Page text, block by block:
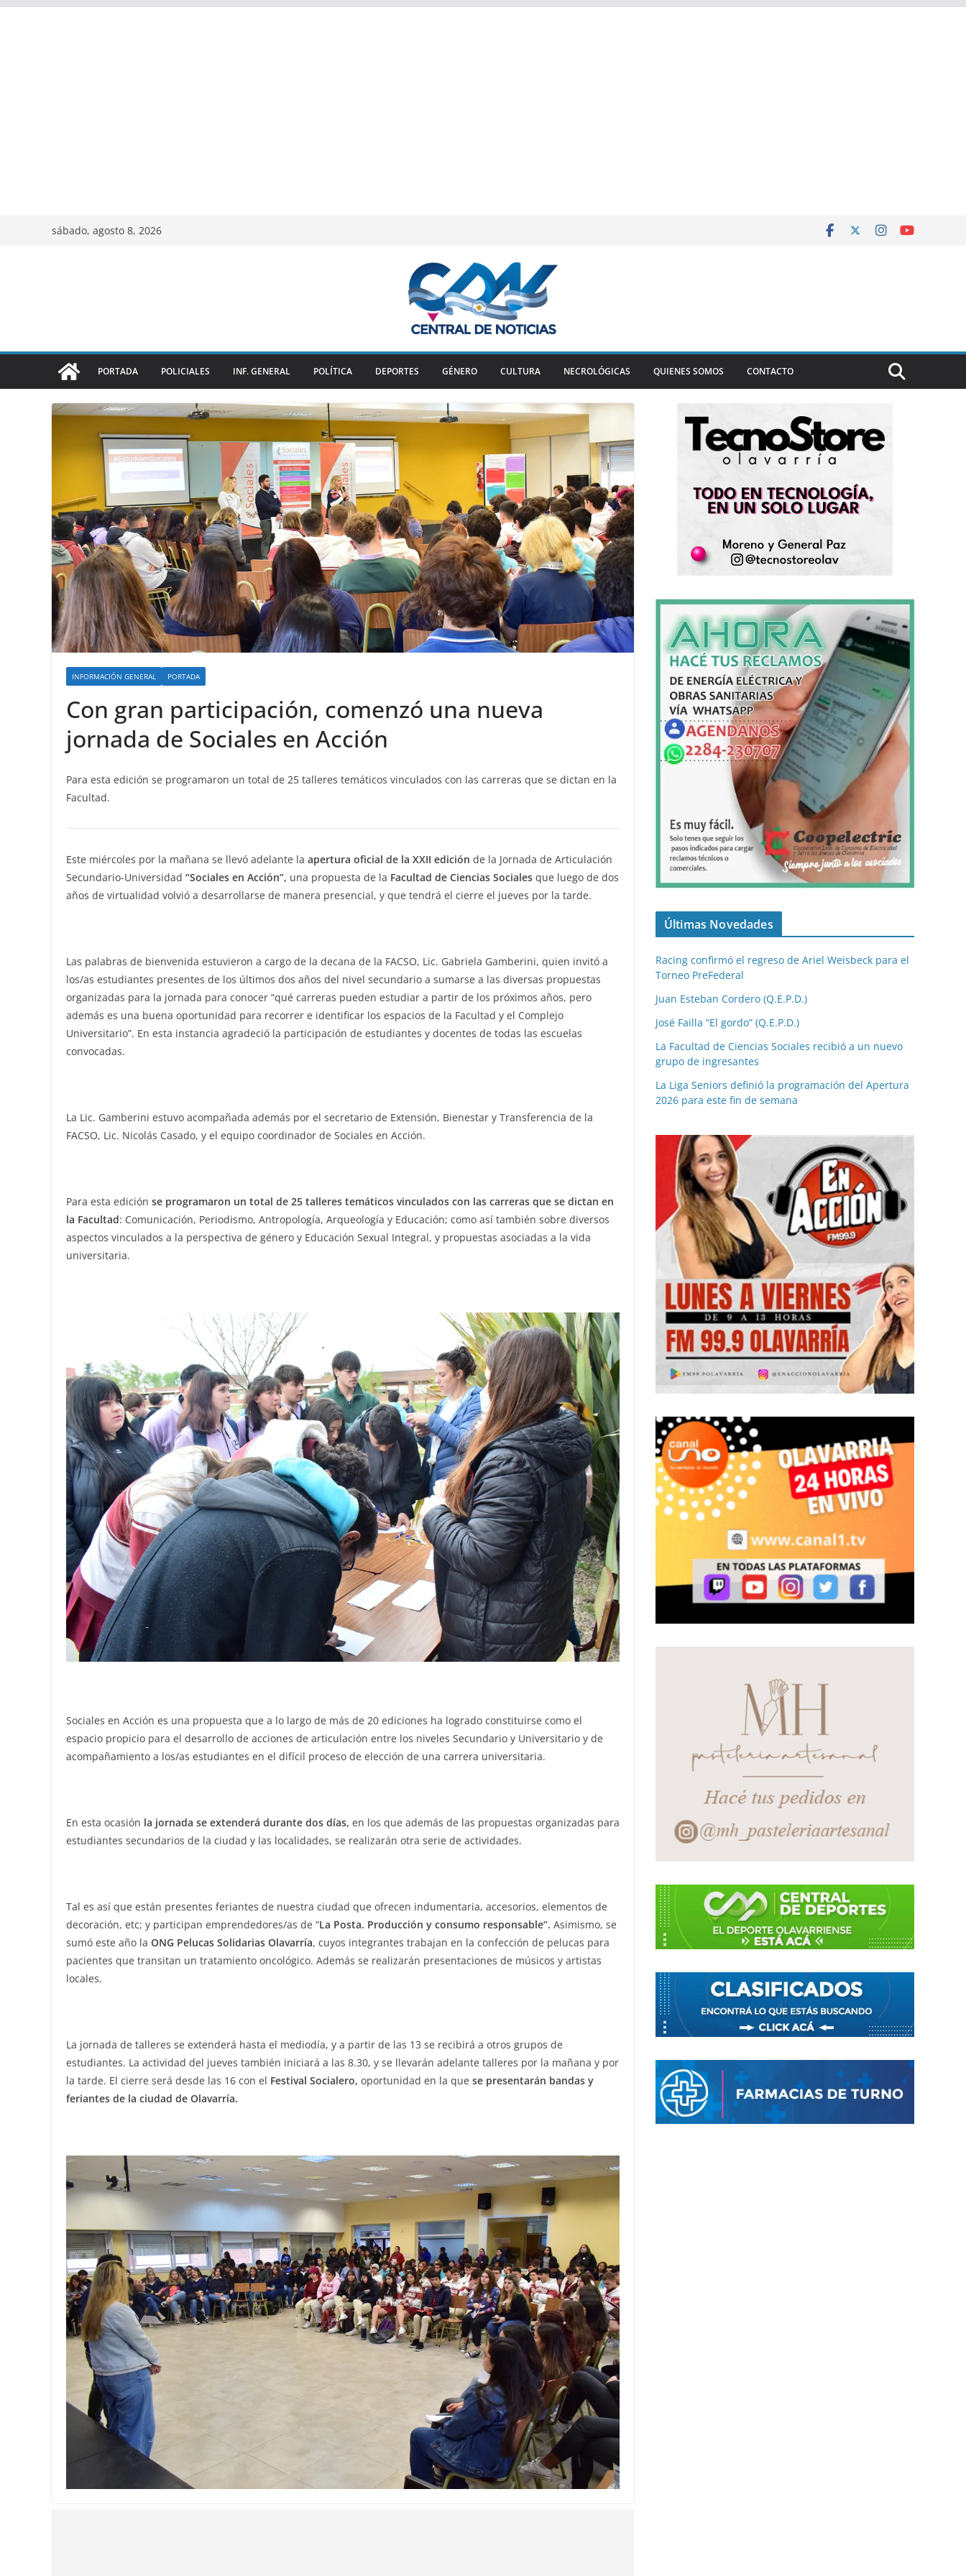
sábado, agosto 8, 2026
PORTADA POLICIALES INF. GENERAL POLÍTICA DEPORTES GÉNERO CULTURA NECROLÓGICAS QUIENES SOMOS CONTACTO
INFORMACIÓN GENERAL PORTADA
Con gran participación, comenzó una nueva
jornada de Sociales en Acción
Para esta edición se programaron un total de 25 talleres temáticos vinculados con las carreras que se dictan en la
Facultad.
Este miércoles por la mañana se llevó adelante la apertura oficial de la XXII edición de la Jornada de Articulación
Secundario-Universidad “Sociales en Acción”, una propuesta de la Facultad de Ciencias Sociales que luego de dos
años de virtualidad volvió a desarrollarse de manera presencial, y que tendrá el cierre el jueves por la tarde.
Las palabras de bienvenida estuvieron a cargo de la decana de la FACSO, Lic. Gabriela Gamberini, quien invitó a
los/as estudiantes presentes de los últimos dos años del nivel secundario a sumarse a las diversas propuestas
organizadas para la jornada para conocer “qué carreras pueden estudiar a partir de los próximos años, pero
además es una buena oportunidad para recorrer e identificar los espacios de la Facultad y el Complejo
Universitario”. En esta instancia agradeció la participación de estudiantes y docentes de todas las escuelas
convocadas.
La Lic. Gamberini estuvo acompañada además por el secretario de Extensión, Bienestar y Transferencia de la
FACSO, Lic. Nicolás Casado, y el equipo coordinador de Sociales en Acción.
Para esta edición se programaron un total de 25 talleres temáticos vinculados con las carreras que se dictan en
la Facultad: Comunicación, Periodismo, Antropología, Arqueología y Educación; como así también sobre diversos
aspectos vinculados a la perspectiva de género y Educación Sexual Integral, y propuestas asociadas a la vida
universitaria.
Sociales en Acción es una propuesta que a lo largo de más de 20 ediciones ha logrado constituirse como el
espacio propicio para el desarrollo de acciones de articulación entre los niveles Secundario y Universitario y de
acompañamiento a los/as estudiantes en el difícil proceso de elección de una carrera universitaria.
En esta ocasión la jornada se extenderá durante dos días, en los que además de las propuestas organizadas para
estudiantes secundarios de la ciudad y las localidades, se realizarán otra serie de actividades.
Tal es así que están presentes feriantes de nuestra ciudad que ofrecen indumentaria, accesorios, elementos de
decoración, etc; y participan emprendedores/as de “La Posta. Producción y consumo responsable”. Asimismo, se
sumó este año la ONG Pelucas Solidarias Olavarría, cuyos integrantes trabajan en la confección de pelucas para
pacientes que transitan un tratamiento oncológico. Además se realizarán presentaciones de músicos y artistas
locales.
La jornada de talleres se extenderá hasta el mediodía, y a partir de las 13 se recibirá a otros grupos de
estudiantes. La actividad del jueves también iniciará a las 8.30, y se llevarán adelante talleres por la mañana y por
la tarde. El cierre será desde las 16 con el Festival Socialero, oportunidad en la que se presentarán bandas y
feriantes de la ciudad de Olavarría.
Últimas Novedades
Racing confirmó el regreso de Ariel Weisbeck para el
Torneo PreFederal
Juan Esteban Cordero (Q.E.P.D.)
José Failla “El gordo” (Q.E.P.D.)
La Facultad de Ciencias Sociales recibió a un nuevo
grupo de ingresantes
La Liga Seniors definió la programación del Apertura
2026 para este fin de semana